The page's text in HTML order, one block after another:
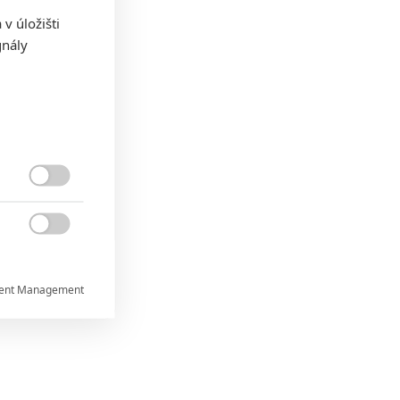
v úložišti

Management